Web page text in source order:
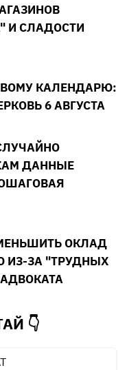
И СЛАДОСТИ
КАЛЕНДАРЮ:
6 АВГУСТА
ДАННЫЕ
ОКЛАД
ИЗ-ЗА "ТРУДНЫХ
👇